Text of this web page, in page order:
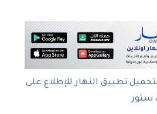
تطبيق النهار للإطلاع على
ستور